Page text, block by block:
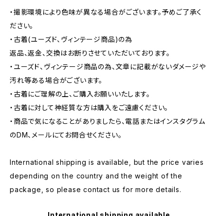
・撮影環境により色味が異なる場合がございます。予めご了承く
ださい。
・古着(ユーズド、ヴィンテージ商品)の為
返品、返金、交換はお断りさせていただいております。
・ユーズド、ヴィンテージ商品の為、文章に記載がないダメージや
汚れ等ある場合がございます。
・古着にご理解の上、ご購入お願いいたします。
・古着に対して神経質な方は購入をご遠慮ください。
・商品で気になることがありましたら、電話またはインスタグラム
のDM、メールにてお問合せください。
International shipping is available, but the price varies
depending on the country and the weight of the
package, so please contact us for more details.